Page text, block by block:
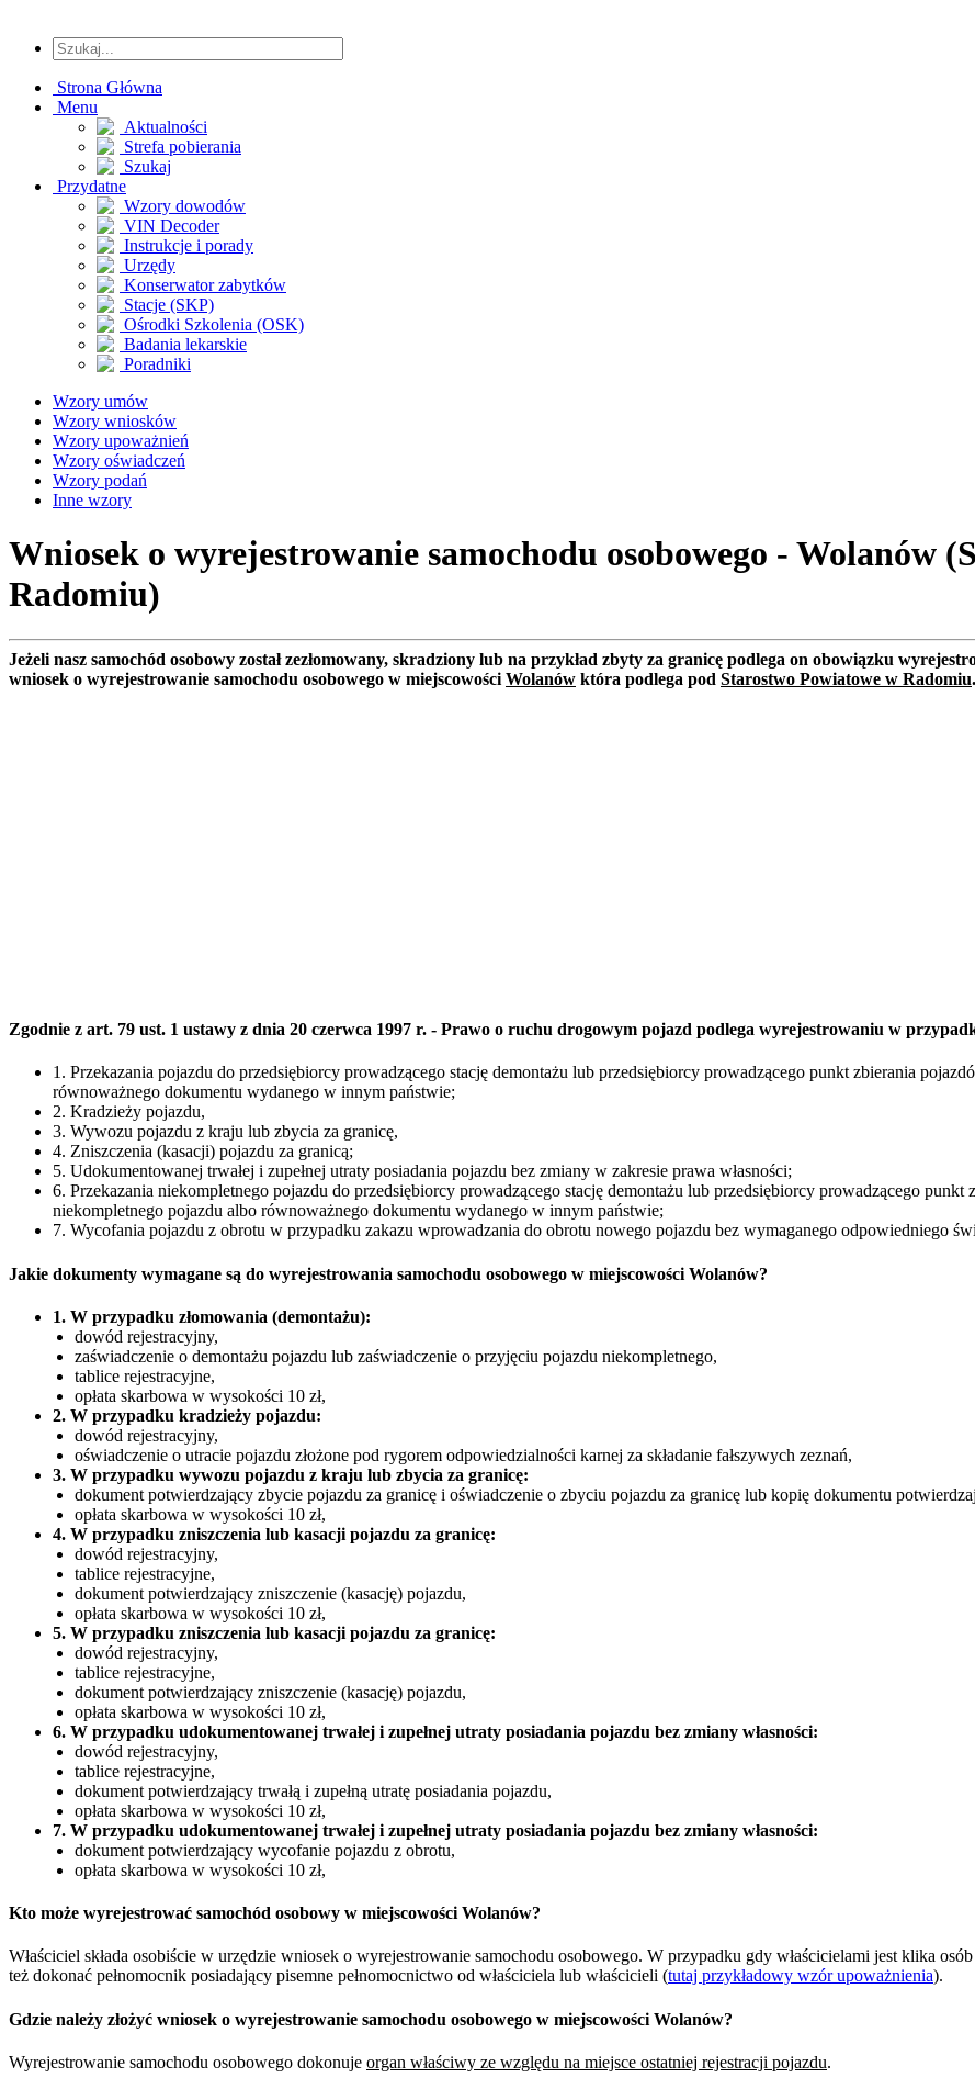
Strona Główna
Menu
Aktualności
Strefa pobierania
Szukaj
Przydatne
Wzory dowodów
VIN Decoder
Instrukcje i porady
Urzędy
Konserwator zabytków
Stacje (SKP)
Ośrodki Szkolenia (OSK)
Badania lekarskie
Poradniki
Wzory umów
Wzory wniosków
Wzory upoważnień
Wzory oświadczeń
Wzory podań
Inne wzory
Wniosek o wyrejestrowanie samochodu osobowego - Wolanów
Radomiu)
Jeżeli nasz samochód osobowy został zezłomowany, skradziony lub na przykład zbyty za granicę podlega on obowiązku
wniosek o wyrejestrowanie samochodu osobowego w miejscowości Wolanów która podlega pod Starostwo Powiatowe w Radomiu
Zgodnie z art. 79 ust. 1 ustawy z dnia 20 czerwca 1997 r. - Prawo o ruchu drogowym pojazd podlega wyrejestrowaniu w
1. Przekazania pojazdu do przedsiębiorcy prowadzącego stację demontażu lub przedsiębiorcy prowadzącego punkt zbierania
równoważnego dokumentu wydanego w innym państwie;
2. Kradzieży pojazdu,
3. Wywozu pojazdu z kraju lub zbycia za granicę,
4. Zniszczenia (kasacji) pojazdu za granicą;
5. Udokumentowanej trwałej i zupełnej utraty posiadania pojazdu bez zmiany w zakresie prawa własności;
6. Przekazania niekompletnego pojazdu do przedsiębiorcy prowadzącego stację demontażu lub przedsiębiorcy prowadzącego
niekompletnego pojazdu albo równoważnego dokumentu wydanego w innym państwie;
7. Wycofania pojazdu z obrotu w przypadku zakazu wprowadzania do obrotu nowego pojazdu bez wymaganego odpowiedniego
Jakie dokumenty wymagane są do wyrejestrowania samochodu osobowego w miejscowości Wolanów?
1. W przypadku złomowania (demontażu):
dowód rejestracyjny,
zaświadczenie o demontażu pojazdu lub zaświadczenie o przyjęciu pojazdu niekompletnego,
tablice rejestracyjne,
opłata skarbowa w wysokości 10 zł,
2. W przypadku kradzieży pojazdu:
dowód rejestracyjny,
oświadczenie o utracie pojazdu złożone pod rygorem odpowiedzialności karnej za składanie fałszywych zeznań,
3. W przypadku wywozu pojazdu z kraju lub zbycia za granicę:
dokument potwierdzający zbycie pojazdu za granicę i oświadczenie o zbyciu pojazdu za granicę lub kopię dokumentu
opłata skarbowa w wysokości 10 zł,
4. W przypadku zniszczenia lub kasacji pojazdu za granicę:
dowód rejestracyjny,
tablice rejestracyjne,
dokument potwierdzający zniszczenie (kasację) pojazdu,
opłata skarbowa w wysokości 10 zł,
5. W przypadku zniszczenia lub kasacji pojazdu za granicę:
dowód rejestracyjny,
tablice rejestracyjne,
dokument potwierdzający zniszczenie (kasację) pojazdu,
opłata skarbowa w wysokości 10 zł,
6. W przypadku udokumentowanej trwałej i zupełnej utraty posiadania pojazdu bez zmiany własności:
dowód rejestracyjny,
tablice rejestracyjne,
dokument potwierdzający trwałą i zupełną utratę posiadania pojazdu,
opłata skarbowa w wysokości 10 zł,
7. W przypadku udokumentowanej trwałej i zupełnej utraty posiadania pojazdu bez zmiany własności:
dokument potwierdzający wycofanie pojazdu z obrotu,
opłata skarbowa w wysokości 10 zł,
Kto może wyrejestrować samochód osobowy w miejscowości Wolanów?
Właściciel składa osobiście w urzędzie wniosek o wyrejestrowanie samochodu osobowego. W przypadku gdy właścicielami jest klika
też dokonać pełnomocnik posiadający pisemne pełnomocnictwo od właściciela lub właścicieli (tutaj przykładowy wzór upoważnienia).
Gdzie należy złożyć wniosek o wyrejestrowanie samochodu osobowego w miejscowości Wolanów?
Wyrejestrowanie samochodu osobowego dokonuje organ właściwy ze względu na miejsce ostatniej rejestracji pojazdu.